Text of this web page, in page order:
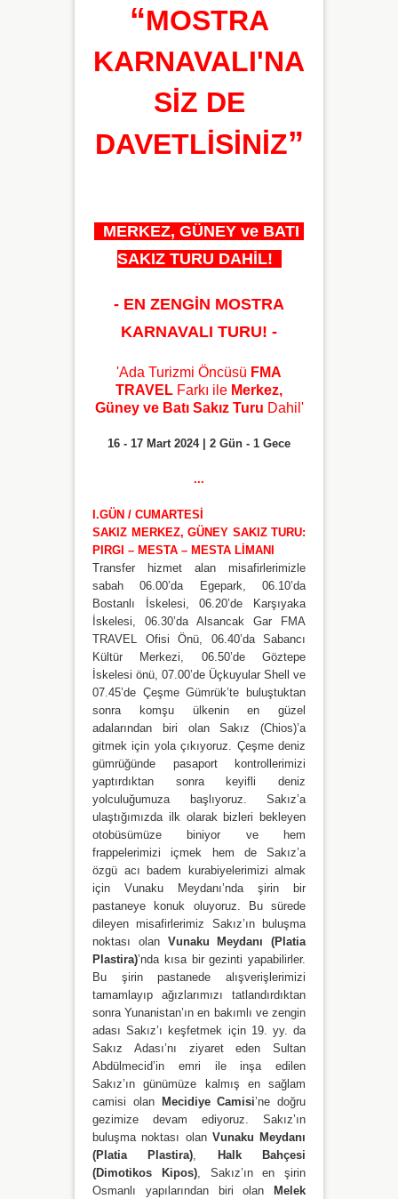
“MOSTRA
KARNAVALI'NA
SİZ DE
DAVETLİSİNİZ”
MERKEZ, GÜNEY ve BATI
SAKIZ TURU DAHİL!
- EN ZENGİN MOSTRA
KARNAVALI TURU! -
'Ada Turizmi Öncüsü FMA
TRAVEL Farkı ile Merkez,
Güney ve Batı Sakız Turu Dahil '
16 - 17 Mart 2024 | 2 Gün - 1 Gece
...
I.GÜN / CUMARTESİ
SAKIZ MERKEZ, GÜNEY SAKIZ TURU:
PIRGI – MESTA – MESTA LİMANI
Transfer hizmet alan misafirlerimizle
sabah 06.00’da Egepark, 06.10’da
Bostanlı İskelesi, 06.20’de Karşıyaka
İskelesi, 06.30’da Alsancak Gar FMA
TRAVEL Ofisi Önü, 06.40’da Sabancı
Kültür Merkezi, 06.50’de Göztepe
İskelesi önü, 07.00’de Üçkuyular Shell ve
07.45’de Çeşme Gümrük’te buluştuktan
sonra komşu ülkenin en güzel
adalarından biri olan Sakız (Chios)’a
gitmek için yola çıkıyoruz. Çeşme deniz
gümrüğünde pasaport kontrollerimizi
yaptırdıktan sonra keyifli deniz
yolculuğumuza başlıyoruz. Sakız’a
ulaştığımızda ilk olarak bizleri bekleyen
otobüsümüze biniyor ve hem
frappelerimizi içmek hem de Sakız’a
özgü acı badem kurabiyelerimizi almak
için Vunaku Meydanı’nda şirin bir
pastaneye konuk oluyoruz. Bu sürede
dileyen misafirlerimiz Sakız’ın buluşma
noktası olan Vunaku Meydanı (Platia
Plastira)’nda kısa bir gezinti yapabilirler.
Bu şirin pastanede alışverişlerimizi
tamamlayıp ağızlarımızı tatlandırdıktan
sonra Yunanistan’ın en bakımlı ve zengin
adası Sakız’ı keşfetmek için 19. yy. da
Sakız Adası’nı ziyaret eden Sultan
Abdülmecid’in emri ile inşa edilen
Sakız’ın günümüze kalmış en sağlam
camisi olan
Mecidiye Camisi’ne doğru
gezimize devam ediyoruz. Sakız’ın
buluşma noktası olan Vunaku Meydanı
(Platia Plastira),
Halk Bahçesi
(Dimotikos Kipos), Sakız’ın en şirin
Osmanlı yapılarından biri olan
Melek